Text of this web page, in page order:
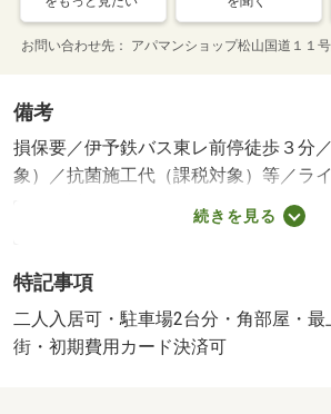
お問い合わせ先 アパマンショップ松山国道１１
備考
損保要／伊予鉄バス東レ前停徒歩３分
象）／抗菌施工代（課税対象）等／ラ
（課税対象） １１００円（月額）／
回保証委託料は総家賃の１００％／二
エアコン／クロゼット／フローリング
／オートロック／室内洗濯置／シュー
ムキッチン／角住戸／温水洗浄便座／
続きを見る
特記事項
二人入居可・駐車場2台分・角部屋・
街・初期費用カード決済可